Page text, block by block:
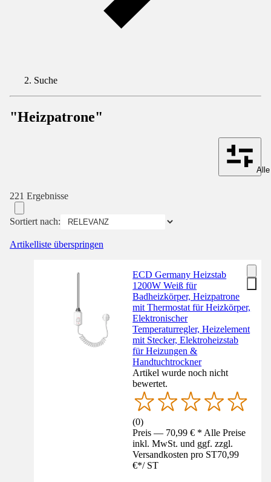
Suche
"Heizpatrone"
221 Ergebnisse
Sortiert nach:
Artikelliste überspringen
ECD Germany Heizstab
1200W Weiß für
Badheizkörper, Heizpatrone
mit Thermostat für Heizkörper,
Elektronischer
Temperaturregler, Heizelement
mit Stecker, Elektroheizstab
für Heizungen &
Handtuchtrockner
Artikel wurde noch nicht
bewertet.
(0)
Preis — 70,99 € * Alle Preise
inkl. MwSt. und ggf. zzgl.
Versandkosten pro ST70,99
€*/ ST